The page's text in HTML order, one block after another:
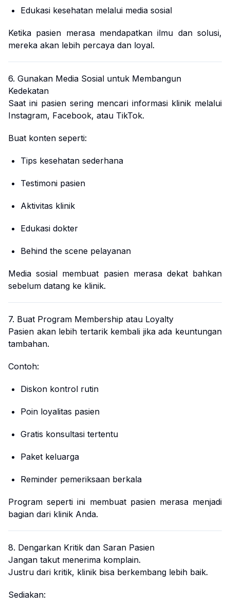
Edukasi kesehatan melalui media sosial
Ketika pasien merasa mendapatkan ilmu dan solusi,
mereka akan lebih percaya dan loyal.
6. Gunakan Media Sosial untuk Membangun
Kedekatan
Saat ini pasien sering mencari informasi klinik melalui
Instagram, Facebook, atau TikTok.
Buat konten seperti:
Tips kesehatan sederhana
Testimoni pasien
Aktivitas klinik
Edukasi dokter
Behind the scene pelayanan
Media sosial membuat pasien merasa dekat bahkan
sebelum datang ke klinik.
7. Buat Program Membership atau Loyalty
Pasien akan lebih tertarik kembali jika ada keuntungan
tambahan.
Contoh:
Diskon kontrol rutin
Poin loyalitas pasien
Gratis konsultasi tertentu
Paket keluarga
Reminder pemeriksaan berkala
Program seperti ini membuat pasien merasa menjadi
bagian dari klinik Anda.
8. Dengarkan Kritik dan Saran Pasien
Jangan takut menerima komplain.
Justru dari kritik, klinik bisa berkembang lebih baik.
Sediakan: